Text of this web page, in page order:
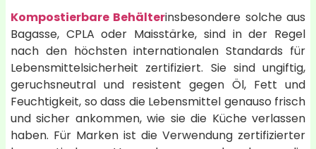
Kompostierbare Behälterinsbesondere solche aus
Bagasse, CPLA oder Maisstärke, sind in der Regel
nach den höchsten internationalen Standards für
Lebensmittelsicherheit zertifiziert. Sie sind ungiftig,
geruchsneutral und resistent gegen Öl, Fett und
Feuchtigkeit, so dass die Lebensmittel genauso frisch
und sicher ankommen, wie sie die Küche verlassen
haben. Für Marken ist die Verwendung zertifizierter